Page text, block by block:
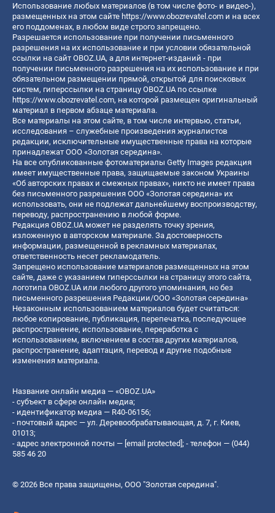
Использование любых материалов (в том числе фото- и видео-),
размещенных на этом сайте https://www.obozrevatel.com и на всех
его поддоменах, в любом виде строго запрещено.
Разрешается использование при получении письменного
разрешения на их использование и при условии обязательной
ссылки на сайт OBOZ.UA, а для интернет-изданий - при
получении письменного разрешения на их использование и при
обязательном размещении прямой, открытой для поисковых
систем, гиперссылки на страницу OBOZ.UA по ссылке
https://www.obozrevatel.com, на которой размещен оригинальный
материал в первом абзаце материала.
Все материалы на этом сайте, в том числе интервью, статьи,
исследования – служебные произведения журналистов
редакции, исключительные имущественные права на которые
принадлежат ООО «Золотая середина».
На все опубликованные фотоматериалы Getty Images редакция
имеет имущественные права, защищаемые законом Украины
«Об авторских правах и смежных правах», никто не имеет права
без письменного разрешения ООО «Золотая середина» их
использовать, они не подлежат дальнейшему воспроизводству,
переводу, распространению в любой форме.
Редакция OBOZ.UA может не разделять точку зрения,
изложенную в авторском материале. За достоверность
информации, размещенной в рекламных материалах,
ответственность несет рекламодатель.
Запрещено использование материалов размещенных на этом
сайте, даже с указанием гиперссылки на страницу этого сайта,
логотипа OBOZ.UA или любого другого упоминания, но без
письменного разрешения Редакции/ООО «Золотая середина»
Незаконным использованием материалов будет считаться:
любое копирование, публикация, перепечатка, последующее
распространение, использование, переработка с
использованием, включением в состав других материалов,
распространение, адаптация, перевод и другие подобные
изменения материала.
Название онлайн медиа — «OBOZ.UA»
- субъект в сфере онлайн медиа;
- идентификатор медиа — R40-06156;
- почтовый адрес — ул. Деревообрабатывающая, д. 7, г. Киев,
01013;
- адрес электронной почты — [email protected]; - телефон — (044)
585 46 20
© 2026 Все права защищены, ООО "Золотая середина".